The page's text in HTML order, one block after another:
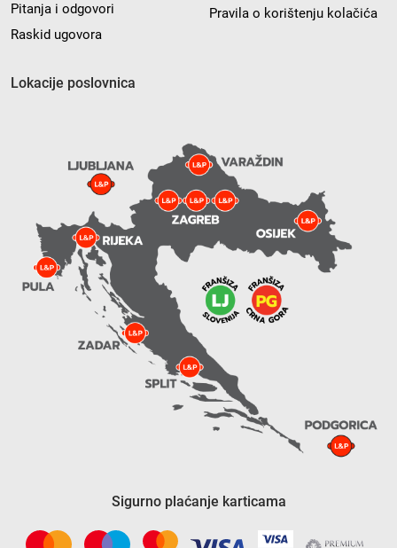
Pitanja i odgovori
Raskid ugovora
Pravila o korištenju kolačića
Lokacije poslovnica
Sigurno plaćanje karticama